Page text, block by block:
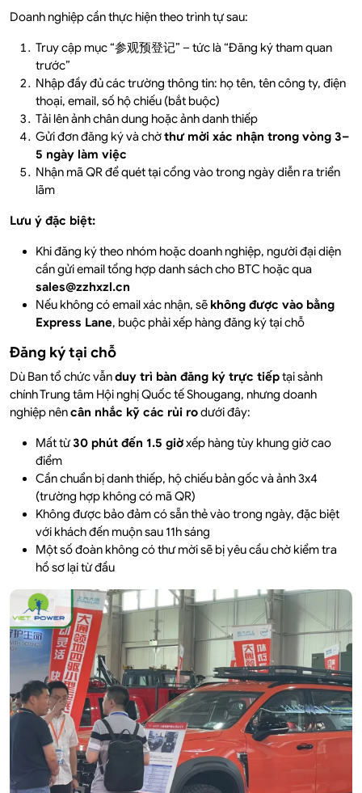
Doanh nghiệp cần thực hiện theo trình tự sau:
Truy cập mục “参观预登记” – tức là “Đăng ký tham quan
trước”
Nhập đầy đủ các trường thông tin: họ tên, tên công ty, điện
thoại, email, số hộ chiếu (bắt buộc)
Tải lên ảnh chân dung hoặc ảnh danh thiếp
Gửi đơn đăng ký và chờthư mời xác nhận trong vòng 3–
5 ngày làm việc
Nhận mã QR để quét tại cổng vào trong ngày diễn ra triển
lãm
Lưu ý đặc biệt:
Khi đăng ký theo nhóm hoặc doanh nghiệp, người đại diện
cần gửi email tổng hợp danh sách cho BTC hoặc qua
sales@zzhxzl.cn
Nếu không có email xác nhận, sẽ không được vào bằng
Express Lane, buộc phải xếp hàng đăng ký tại chỗ
Đăng ký tại chỗ
Dù Ban tổ chức vẫnduy trì bàn đăng ký trực tiếptại sảnh
chính Trung tâm Hội nghị Quốc tế Shougang, nhưng doanh
nghiệp nêncân nhắc kỹ các rủi rodưới đây:
Mất từ30 phút đến 1.5 giờxếp hàng tùy khung giờ cao
điểm
Cần chuẩn bị danh thiếp, hộ chiếu bản gốc và ảnh 3x4
(trường hợp không có mã QR)
Không được bảo đảm có sẵn thẻ vào trong ngày, đặc biệt
với khách đến muộn sau 11h sáng
Một số đoàn không có thư mời sẽ bị yêu cầu chờ kiểm tra
hồ sơ lại từ đầu